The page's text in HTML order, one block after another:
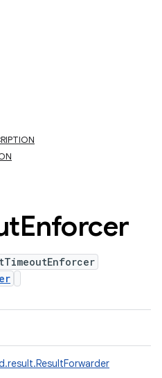
Enforcer